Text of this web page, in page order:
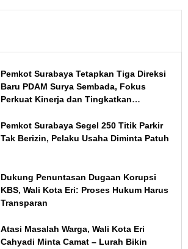
Pemkot Surabaya Tetapkan Tiga Direksi
Baru PDAM Surya Sembada, Fokus
Perkuat Kinerja dan Tingkatkan
Pemkot Surabaya Segel 250 Titik Parkir
Tak Berizin, Pelaku Usaha Diminta Patuh
Dukung Penuntasan Dugaan Korupsi
KBS, Wali Kota Eri: Proses Hukum Harus
Transparan
Atasi Masalah Warga, Wali Kota Eri
Cahyadi Minta Camat – Lurah Bikin